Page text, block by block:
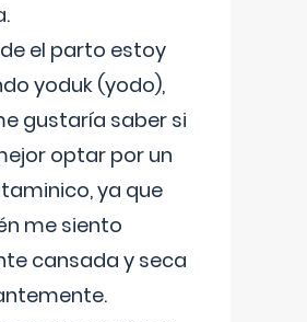
el parto estoy
yoduk (yodo),
gustaría saber si
optar por un
ya que
me siento
cansada y seca